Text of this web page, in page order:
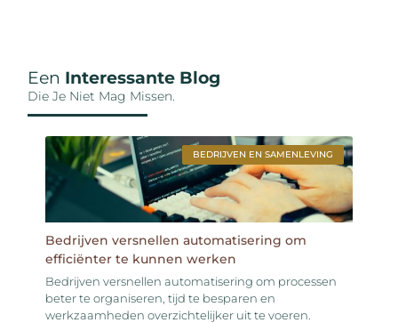
Een Interessante Blog
Die Je Niet Mag Missen.
BEDRIJVEN EN SAMENLEVING
Bedrijven versnellen automatisering om
efficiënter te kunnen werken
Bedrijven versnellen automatisering om processen
beter te organiseren, tijd te besparen en
werkzaamheden overzichtelijker uit te voeren.